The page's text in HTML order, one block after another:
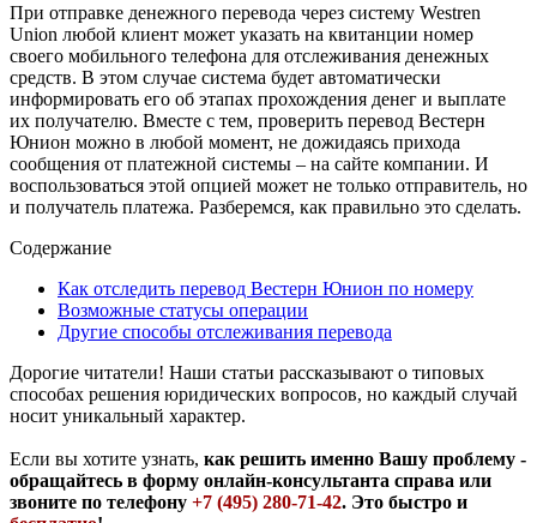
При отправке денежного перевода через систему Westren
Union любой клиент может указать на квитанции номер
своего мобильного телефона для отслеживания денежных
средств. В этом случае система будет автоматически
информировать его об этапах прохождения денег и выплате
их получателю. Вместе с тем, проверить перевод Вестерн
Юнион можно в любой момент, не дожидаясь прихода
сообщения от платежной системы – на сайте компании. И
воспользоваться этой опцией может не только отправитель, но
и получатель платежа. Разберемся, как правильно это сделать.
Содержание
Как отследить перевод Вестерн Юнион по номеру
Возможные статусы операции
Другие способы отслеживания перевода
Дорогие читатели! Наши статьи рассказывают о типовых
способах решения юридических вопросов, но каждый случай
носит уникальный характер.
Если вы хотите узнать, как решить именно Вашу проблему -
обращайтесь в форму онлайн-консультанта справа или
звоните по телефону +7 (495) 280-71-42. Это быстро и